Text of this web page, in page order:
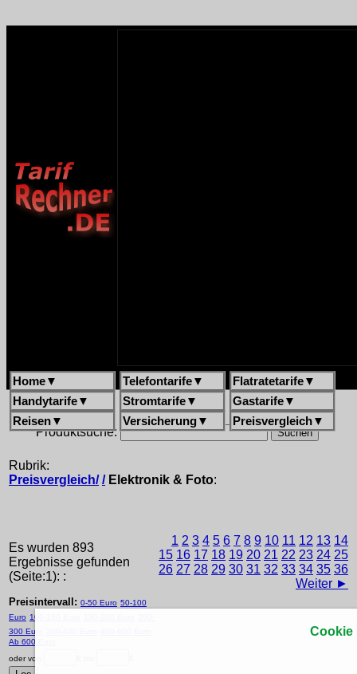
Home▼ Telefontarife▼ Flatratetarife▼
Handytarife▼ Stromtarife▼ Gastarife▼
Reisen▼ Versicherung▼ Preisvergleich▼
Produktsuche:
Rubrik:
Preisvergleich/ / Elektronik & Foto:
Es wurden 893
Ergebnisse gefunden
(Seite:1): :
1 2 3 4 5 6 7 8 9 10 11 12 13 14
15 16 17 18 19 20 21 22 23 24 25
26 27 28 29 30 31 32 33 34 35 36
Weiter ►
Preisintervall: 0-50 Euro 50-100
Euro 100-150 Euro
300 Euro
Ab 600 Euro
oder von:
Cookie